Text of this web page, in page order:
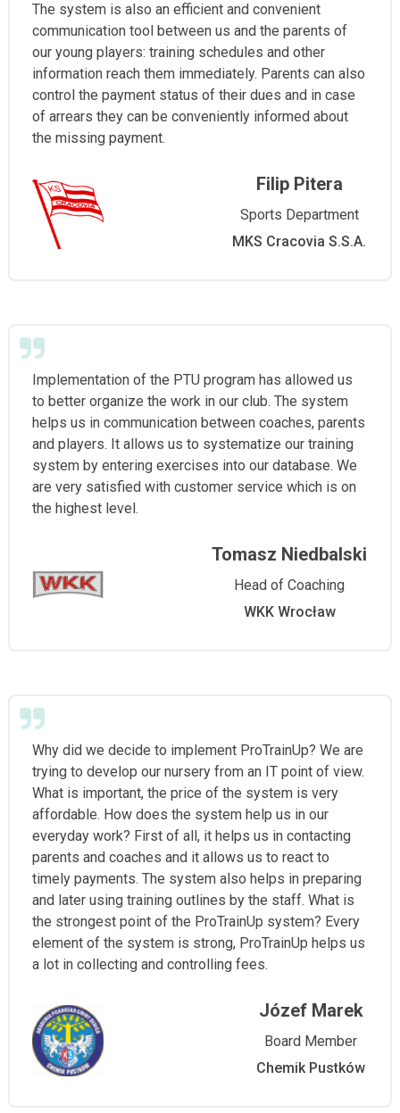
The system is also an efficient and convenient
communication tool between us and the parents of
our young players: training schedules and other
information reach them immediately. Parents can also
control the payment status of their dues and in case
of arrears they can be conveniently informed about
the missing payment.
Filip Pitera
Sports Department
MKS Cracovia S.S.A.
Implementation of the PTU program has allowed us
to better organize the work in our club. The system
helps us in communication between coaches, parents
and players. It allows us to systematize our training
system by entering exercises into our database. We
are very satisfied with customer service which is on
the highest level.
Tomasz Niedbalski
Head of Coaching
WKK Wrocław
Why did we decide to implement ProTrainUp? We are
trying to develop our nursery from an IT point of view.
What is important, the price of the system is very
affordable. How does the system help us in our
everyday work? First of all, it helps us in contacting
parents and coaches and it allows us to react to
timely payments. The system also helps in preparing
and later using training outlines by the staff. What is
the strongest point of the ProTrainUp system? Every
element of the system is strong, ProTrainUp helps us
a lot in collecting and controlling fees.
Józef Marek
Board Member
Chemik Pustków